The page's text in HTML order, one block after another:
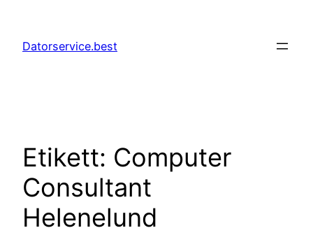
innehåll
Datorservice.best
Etikett: Computer
Consultant
Helenelund